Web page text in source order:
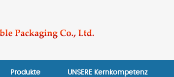
Produkte UNSERE Kernkompetenz